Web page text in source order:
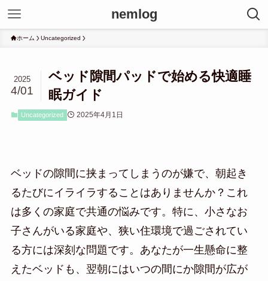
nemlog
ホーム Uncategorized
ベッド隙間パッドで始める快適睡
眠ガイド
2025
4/01
Uncategorized 2025年4月1日
ベッドの隙間に挟まってしまうのが嫌で、朝起き
るたびにイライラすることはありませんか？これ
は多くの家庭で共通の悩みです。特に、小さなお
子さんがいる家庭や、狭い住環境で過ごされてい
る方には深刻な問題です。あなたが一生懸命に整
えたベッドも、翌朝にはいつの間にか隙間が広が